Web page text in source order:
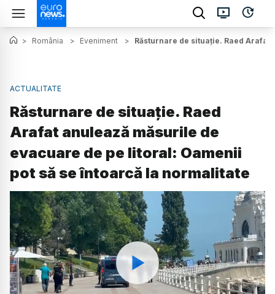
> România > Eveniment > Răsturnare de situație. Raed
ACTUALITATE
Răsturnare de situație. Raed
Arafat anulează măsurile de
evacuare de pe litoral: Oamenii
pot să se întoarcă la normalitate
Watch